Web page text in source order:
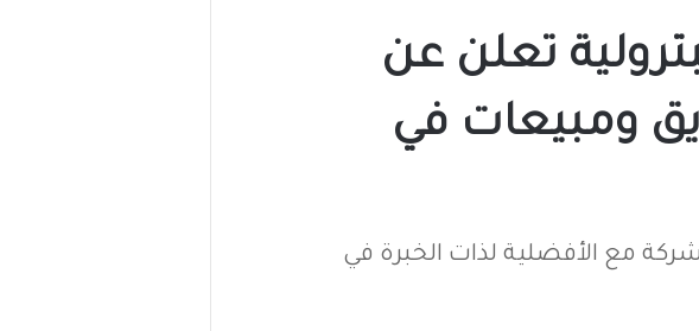
تعلن عن
ومبيعات في
مع الأفضلية لذات الخبرة في